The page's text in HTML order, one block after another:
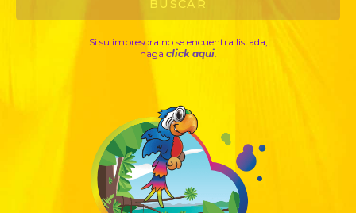
Si su impresora no se encuentra listada,
haga click aqui.